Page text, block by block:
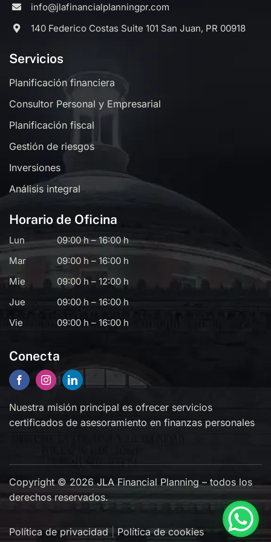
info@jlafinancialplanningpr.com
140 Federico Costas Suite 101 San Juan, PR 00918
Servicios
Planificación financiera
Consultor Personal y Empresarial
Planificación fiscal
Gestión de riesgos
Inversiones
Análisis integral
Horario de Oficina
Lun
09:00 h – 16:00 h
Mar
09:00 h – 16:00 h
Mie
09:00 h – 12:00 h
Jue
09:00 h – 16:00 h
Vie
09:00 h – 16:00 h
Conecta
Nuestra misión principal es ofrecer servicios
certificados de asesoramiento en finanzas personales
Copyright © 2026 JLA Financial Planning – todos los
derechos reservados.
Política de privacidad| Política de cookies